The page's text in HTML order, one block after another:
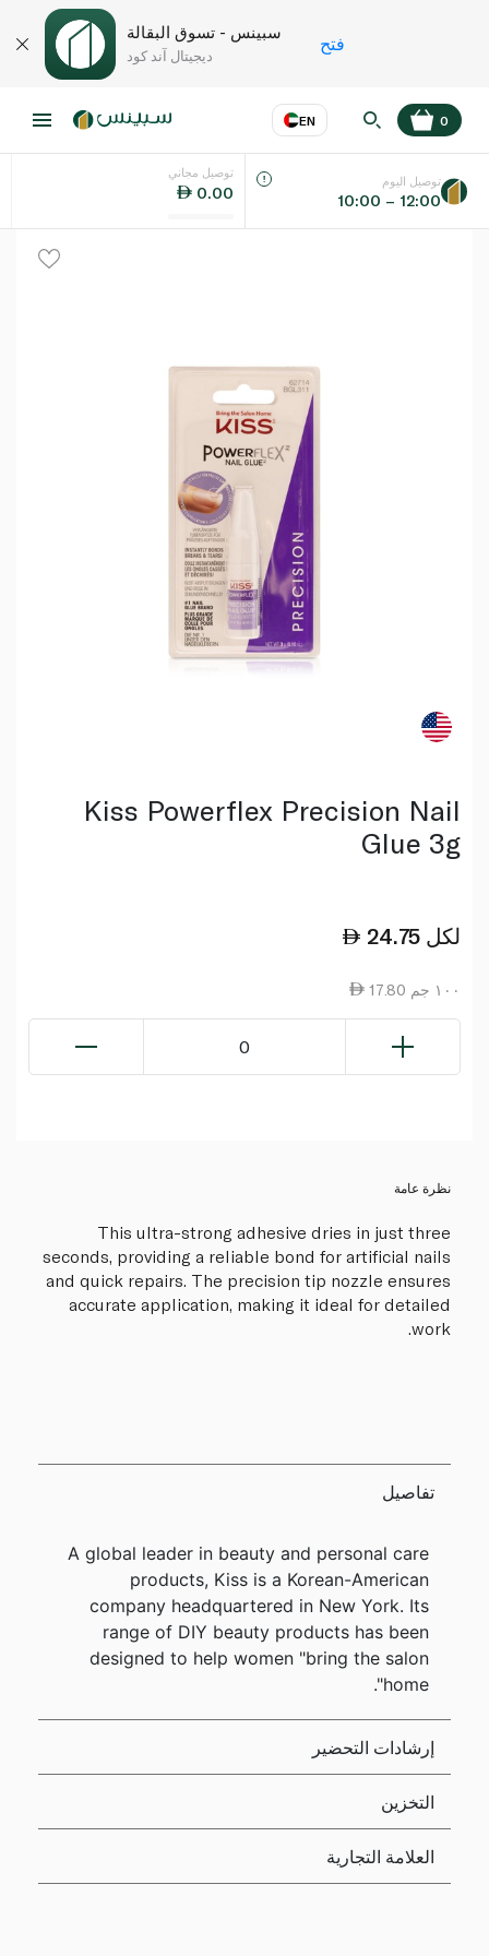
سبينس - تسوق البقالة
ديجيتال آند كود
فتح
EN
اللغة عر
0
توصيل مجاني
0.00
توصيل اليوم
10:00 – 12:00
Kiss Powerflex Precision Nail
Glue 3g
24.75 لكل
17.80 ١٠٠ جم
0
نظرة عامة
This ultra-strong adhesive dries in just three
seconds, providing a reliable bond for artificial nails
and quick repairs. The precision tip nozzle ensures
accurate application, making it ideal for detailed
work.
تفاصيل
A global leader in beauty and personal care
products, Kiss is a Korean-American
company headquartered in New York. Its
range of DIY beauty products has been
designed to help women "bring the salon
home".
إرشادات التحضير
التخزين
العلامة التجارية